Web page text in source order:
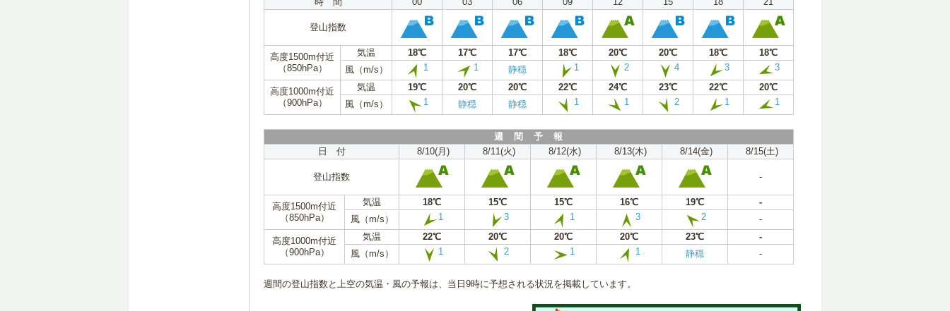
登山指数
高度1500m付近
（850hPa）
気温 18℃ 17℃ 17℃ 18℃ 20℃ 20℃ 18℃
18℃
風（m/s）
1 1 静穏 1 2 4 3 3
高度1000m付近
（900hPa）
気温 19℃ 20℃ 20℃ 22℃ 24℃ 23℃ 22℃
20℃
風（m/s）
1 静穏 静穏 1 1 2 1 1
週 間 予 報
日 付
8/10(月) 8/11(火) 8/12(水) 8/13(木) 8/14(金) 8/15(土)
登山指数 -
高度1500m付近
（850hPa）
気温 18℃ 15℃ 15℃ 16℃ 19℃
-
風（m/s）
1 3 1 3 2 -
高度1000m付近
（900hPa）
気温 22℃ 20℃ 20℃ 20℃ 23℃
-
風（m/s）
1 2 1 1 静穏 -
週間の登山指数と上空の気温・風の予報は、当日9時に予想される状況を掲載しています。